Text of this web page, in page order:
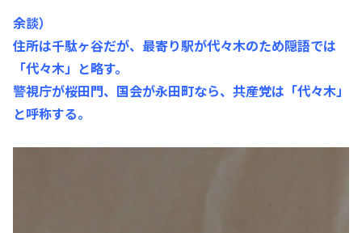
余談）
住所は千駄ヶ谷だが、最寄り駅が代々木のため隠語では
「代々木」と略す。
警視庁が桜田門、国会が永田町なら、共産党は「代々木」
と呼称する。